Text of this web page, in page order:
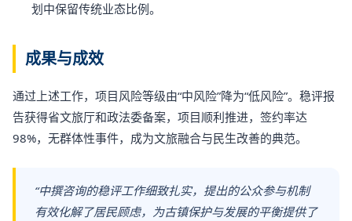
划中保留传统业态比例。
成果与成效
通过上述工作，项目风险等级由“中风险”降为“低风险”。稳评报
告获得省文旅厅和政法委备案，项目顺利推进，签约率达
98%，无群体性事件，成为文旅融合与民生改善的典范。
“中撰咨询的稳评工作细致扎实，提出的公众参与机制
有效化解了居民顾虑，为古镇保护与发展的平衡提供了